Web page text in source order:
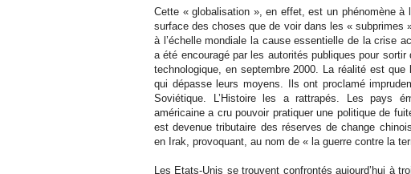
Cette « globalisation », en effet, est un phénomène
surface des choses que de voir dans les «
à l’échelle mondiale la cause essentielle de la crise
a été encouragé par les autorités publiques pour
technologique, en septembre 2000. La réalité est
qui dépasse leurs moyens. Ils ont proclamé
Soviétique. L’Histoire les a rattrapés. Les pays
américaine a cru pouvoir pratiquer une politique de
est devenue tributaire des réserves de change
en Irak, provoquant, au nom de « la guerre contre la
Les Etats-Unis se trouvent confrontés aujourd’hui à